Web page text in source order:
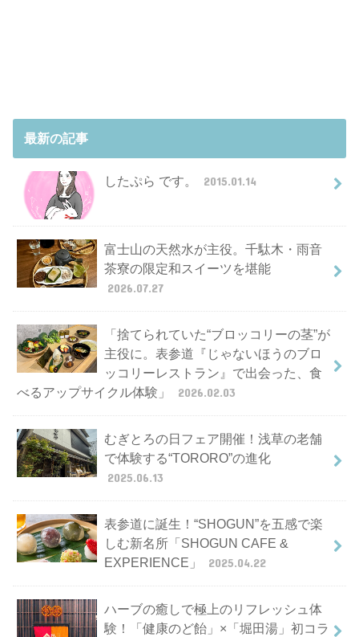
最新の記事
したぷら です。 2015.01.14
富士山の天然水が主役。千駄木・雨音
茶寮の限定和スイーツを堪能
2026.07.27
「捨てられていた“ブロッコリーの茎”が
主役に。表参道『じゃないほうのブロ
ッコリーレストラン』で出会った、食
べるアップサイクル体験」
2026.02.03
むぎとろの日フェア開催！浅草の老舗
で体験する“TORORO”の進化
2025.06.13
表参道に誕生！“SHOGUN”を五感で楽
しむ新名所「SHOGUN CAFE &
EXPERIENCE」
2025.04.22
ハーブの癒しで極上のリフレッシュ体
験！「健康のど飴」×「堀田湯」初コラ